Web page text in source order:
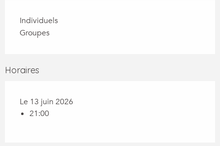
Individuels
Groupes
Horaires
Le 13 juin 2026
21:00